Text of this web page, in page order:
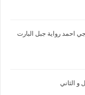
احمد رواية جبل البارت
و الثاني